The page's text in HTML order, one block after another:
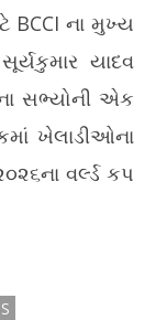
BCCI ના મુખ્ય
યાદવ
સભ્યોની એક
ખેલાડીઓના
વર્લ્ડ કપ